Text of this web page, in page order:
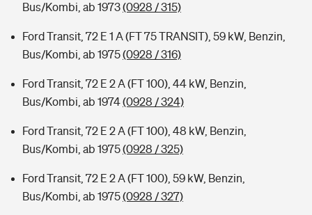
Bus/Kombi, ab 1973(0928 / 315)
Ford Transit, 72 E 1 A (FT 75 TRANSIT), 59 kW, Benzin,
Bus/Kombi, ab 1975(0928 / 316)
Ford Transit, 72 E 2 A (FT 100), 44 kW, Benzin,
Bus/Kombi, ab 1974(0928 / 324)
Ford Transit, 72 E 2 A (FT 100), 48 kW, Benzin,
Bus/Kombi, ab 1975(0928 / 325)
Ford Transit, 72 E 2 A (FT 100), 59 kW, Benzin,
Bus/Kombi, ab 1975(0928 / 327)